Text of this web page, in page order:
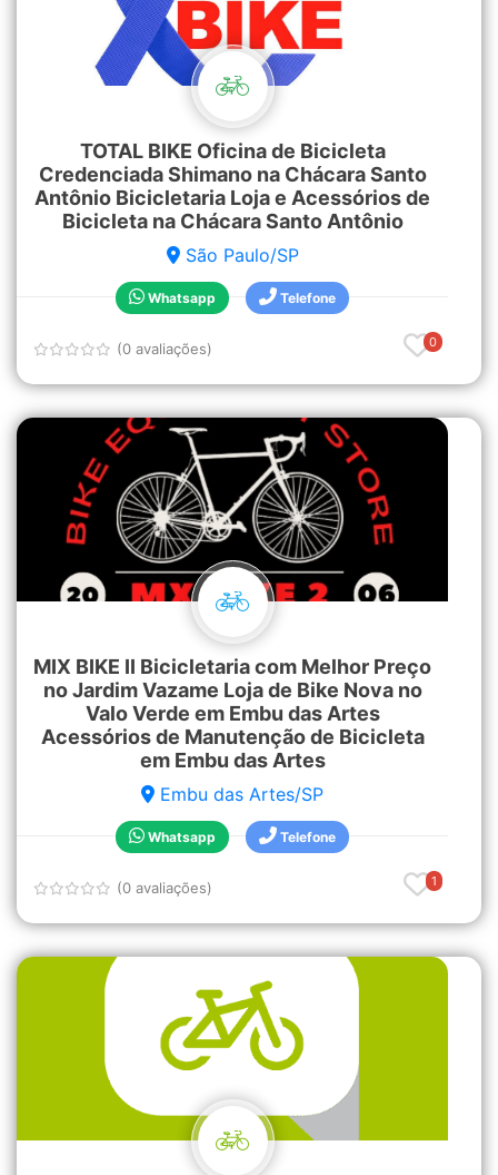
TOTAL BIKE Oficina de Bicicleta
Credenciada Shimano na Chácara Santo
Antônio Bicicletaria Loja e Acessórios de
Bicicleta na Chácara Santo Antônio
São Paulo/SP
Whatsapp Telefone
(0 avaliações) 0
MIX BIKE II Bicicletaria com Melhor Preço
no Jardim Vazame Loja de Bike Nova no
Valo Verde em Embu das Artes
Acessórios de Manutenção de Bicicleta
em Embu das Artes
Embu das Artes/SP
Whatsapp Telefone
(0 avaliações) 1